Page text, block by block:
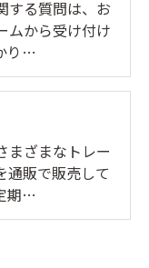
する質問は、お
ムから受け付け
り…
まざまなトレー
通販で販売して
期…